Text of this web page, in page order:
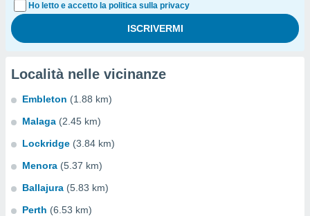
Ho letto e accetto la politica sulla privacy
Località nelle vicinanze
Embleton (1.88 km)
Malaga (2.45 km)
Lockridge (3.84 km)
Menora (5.37 km)
Ballajura (5.83 km)
Perth (6.53 km)